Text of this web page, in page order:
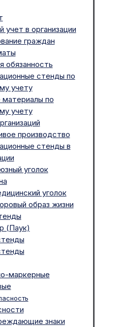
учет в организации
граждан
обязанность
стенды по
учету
материалы по
учету
производство
стенды в
уголок
уголок
образ жизни
(Паук)
маркерные
знаки